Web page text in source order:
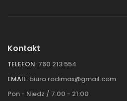
Kontakt
TELEFON: 760 213 554
EMAIL: biuro.rodimax@gmail.com
Pon - Niedz / 7:00 - 21:00